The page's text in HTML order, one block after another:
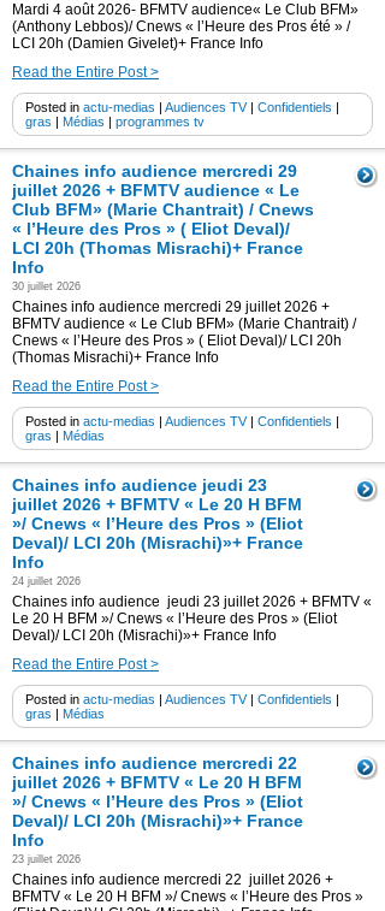
Mardi 4 août 2026- BFMTV audience« Le Club BFM»
(Anthony Lebbos)/ Cnews « l’Heure des Pros été » /
LCI 20h (Damien Givelet)+ France Info
Read the Entire Post >
Posted in actu-medias | Audiences TV| Confidentiels |
gras | Médias | programmes tv
Chaines info audience mercredi 29
juillet 2026 + BFMTV audience « Le
Club BFM» (Marie Chantrait) / Cnews
« l’Heure des Pros » ( Eliot Deval)/
LCI 20h (Thomas Misrachi)+ France
Info
30 juillet 2026
Chaines info audience mercredi 29 juillet 2026 +
BFMTV audience « Le Club BFM» (Marie Chantrait) /
Cnews « l’Heure des Pros » ( Eliot Deval)/ LCI 20h
(Thomas Misrachi)+ France Info
Read the Entire Post >
Posted in actu-medias | Audiences TV| Confidentiels |
gras | Médias
Chaines info audience jeudi 23
juillet 2026 + BFMTV « Le 20 H BFM
»/ Cnews « l’Heure des Pros » (Eliot
Deval)/ LCI 20h (Misrachi)»+ France
Info
24 juillet 2026
Chaines info audience jeudi 23 juillet 2026 + BFMTV «
Le 20 H BFM »/ Cnews « l’Heure des Pros » (Eliot
Deval)/ LCI 20h (Misrachi)»+ France Info
Read the Entire Post >
Posted in actu-medias | Audiences TV| Confidentiels |
gras | Médias
Chaines info audience mercredi 22
juillet 2026 + BFMTV « Le 20 H BFM
»/ Cnews « l’Heure des Pros » (Eliot
Deval)/ LCI 20h (Misrachi)»+ France
Info
23 juillet 2026
Chaines info audience mercredi 22 juillet 2026 +
BFMTV « Le 20 H BFM »/ Cnews « l’Heure des Pros »